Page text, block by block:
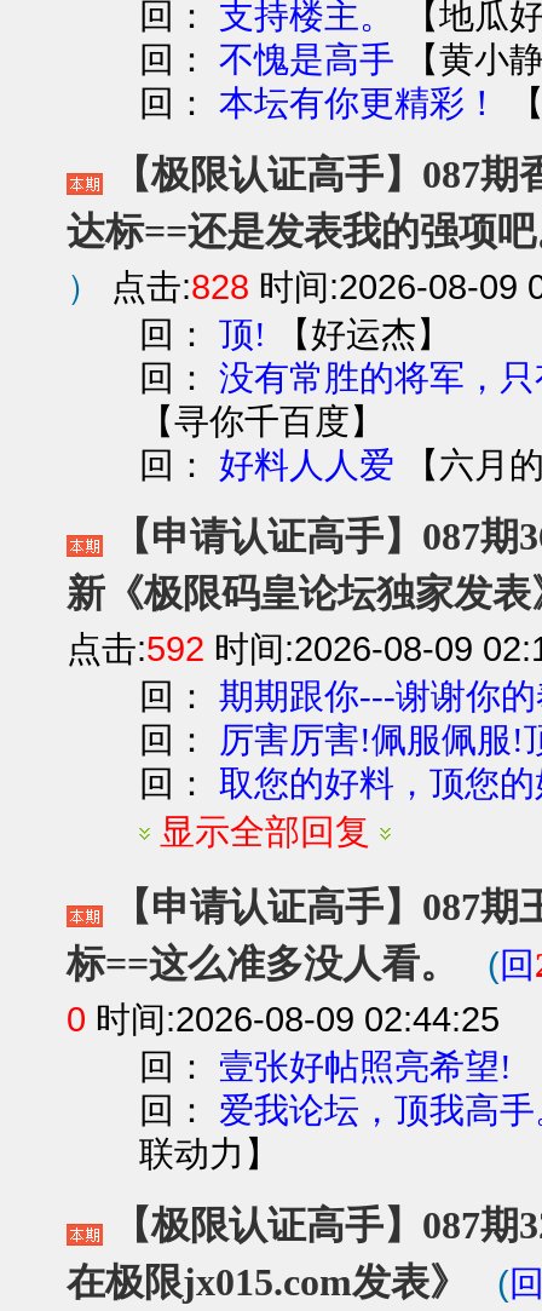
回： 支持楼主。 【地瓜
回：不愧是高手 【黄小
回：本坛有你更精彩！
【极限认证高手】087
达标==还是发表我的强项
） 点击:828 时间:2026-08-09
回：顶! 【好运杰】
回：没有常胜的将军，
【寻你千百度】
回： 好料人人爱 【六月
【申请认证高手】087
新《极限码皇论坛独家发表
点击:592 时间:2026-08-09
回：期期跟你---谢谢你
回： 厉害厉害!佩服佩服!
回：取您的好料，顶您
显示全部回复
【申请认证高手】087
标==这么准多没人看。
(回
0 时间:2026-08-09 02:44:25
回： 壹张好帖照亮希望!
回： 爱我论坛，顶我高
联动力 】
【极限认证高手】087
在极限jx015.com发表》
(